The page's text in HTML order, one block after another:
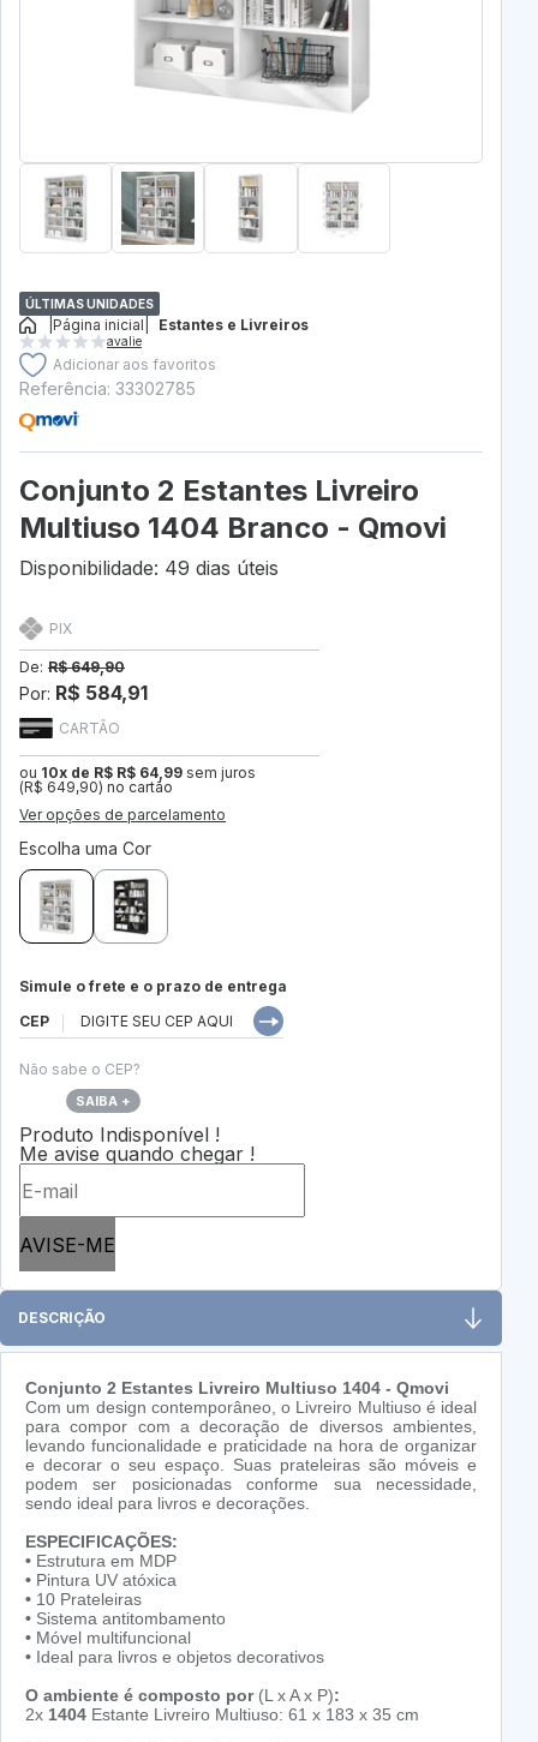
ÚLTIMAS UNIDADES
Página inicial Estantes e Livreiros
avalie
Adicionar aos favoritos
Referência: 33302785
Conjunto 2 Estantes Livreiro
Multiuso 1404 Branco - Qmovi
Disponibilidade: 49 dias úteis
CARTÃO
ou 10x de R$ R$ 64,99 sem juros
(R$ 649,90) no cartão
Ver opções de parcelamento
PIX
De: R$ 649,90
Por: R$ 584,91
Escolha uma Cor
Simule o frete e o prazo de entrega
CEP
Não sabe o CEP?
SAIBA +
Produto Indisponível !
Me avise quando chegar !
AVISE-ME
DESCRIÇÃO
Conjunto 2 Estantes Livreiro Multiuso 1404 - Qmovi
Com um design contemporâneo, o Livreiro Multiuso é ideal
para compor com a decoração de diversos ambientes,
levando funcionalidade e praticidade na hora de organizar
e decorar o seu espaço. Suas prateleiras são móveis e
podem ser posicionadas conforme sua necessidade,
sendo ideal para livros e decorações.
ESPECIFICAÇÕES:
• Estrutura em MDP
• Pintura UV atóxica
• 10 Prateleiras
• Sistema antitombamento
• Móvel multifuncional
• Ideal para livros e objetos decorativos
O ambiente é composto por (L x A x P):
2x 1404 Estante Livreiro Multiuso: 61 x 183 x 35 cm